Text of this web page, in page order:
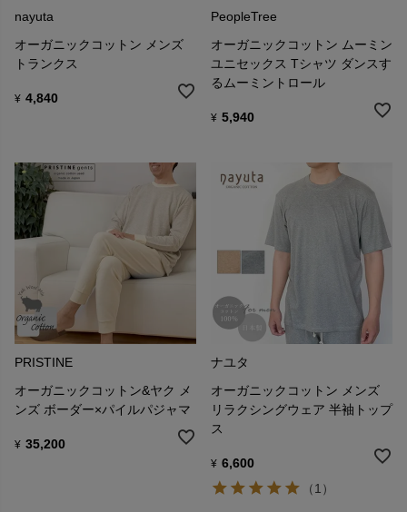
nayuta
オーガニックコットン メンズ
トランクス
¥ 4,840
PeopleTree
オーガニックコットン ムーミン
ユニセックス Tシャツ ダンスす
るムーミントロール
¥ 5,940
PRISTINE
オーガニックコットン&ヤク メ
ンズ ボーダー×パイルパジャマ
¥ 35,200
ナユタ
オーガニックコットン メンズ
リラクシングウェア 半袖トップ
ス
¥ 6,600
（1）